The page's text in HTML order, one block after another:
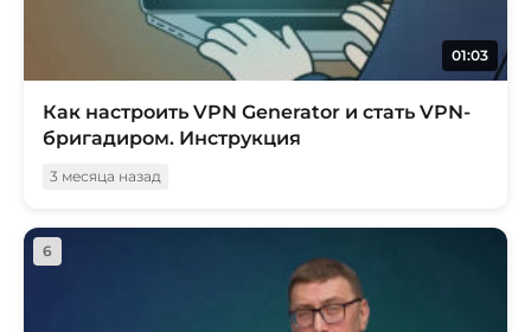
01:03
Как настроить VPN Generator и стать VPN-
бригадиром. Инструкция
3 месяца назад
6